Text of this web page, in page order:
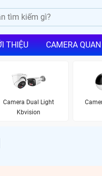
THIỆU CAMERA
Camera Dual Light
Kbvision